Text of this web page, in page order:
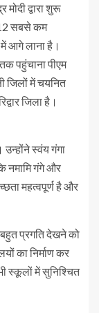
द्वारा शुरू
सबसे कम
आगे लाना है।
पहुंचाना पीएम
जिलों में चयनित
जिला है।
स्वंय गंगा
नमामि गंगे और
महत्वपूर्ण है और
बहुत प्रगति देखने को
का निर्माण कर
स्कूलों में सुनिश्चित